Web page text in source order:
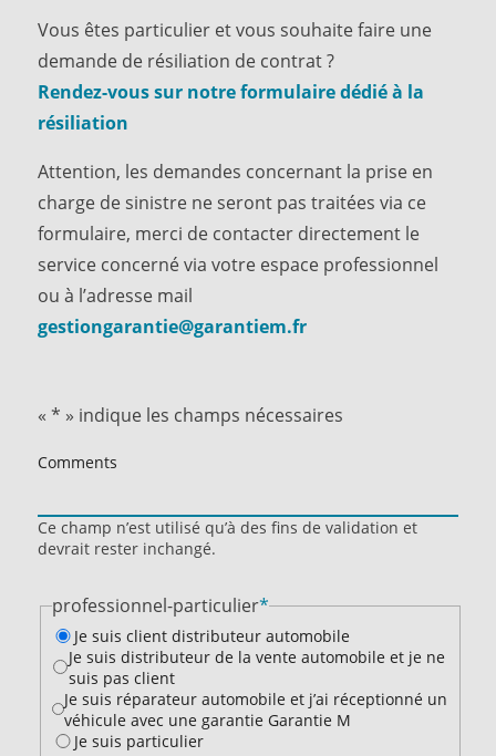
Vous êtes particulier et vous souhaite faire une
demande de résiliation de contrat ?
Rendez-vous sur notre formulaire dédié à la
résiliation
Attention, les demandes concernant la prise en
charge de sinistre ne seront pas traitées via ce
formulaire, merci de contacter directement le
service concerné via votre espace professionnel
ou à l’adresse mail
gestiongarantie@garantiem.fr
« * » indique les champs nécessaires
Comments
Ce champ n’est utilisé qu’à des fins de validation et
devrait rester inchangé.
professionnel-particulier*
Je suis client distributeur automobile
Je suis distributeur de la vente automobile et je ne
suis pas client
Je suis réparateur automobile et j’ai réceptionné un
véhicule avec une garantie Garantie M
Je suis particulier